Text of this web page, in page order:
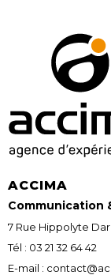
ACCIMA
Communication
7 Rue Hippolyte
Tél : 03 21 32 64 42
E-mail :